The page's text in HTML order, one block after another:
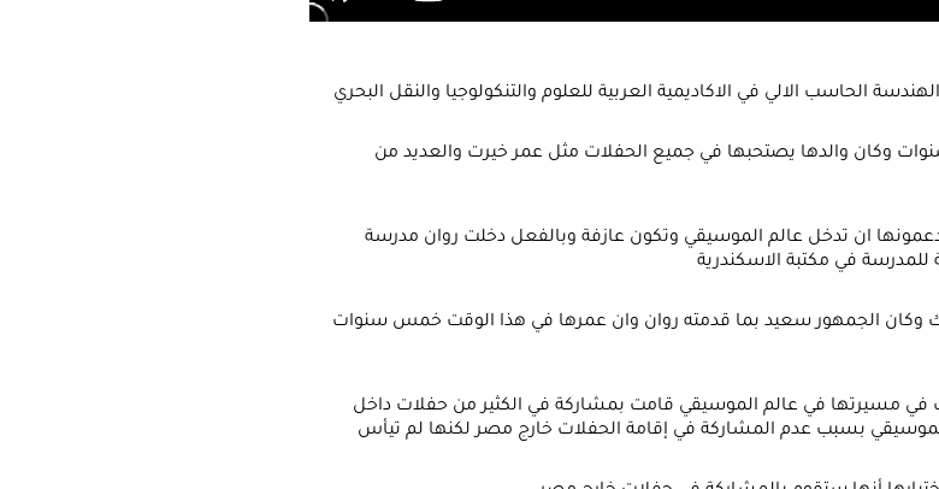
وكان والدها يصتحبها في جميع الحفلات مثل عمر خيرت والعديد من
وكان الجمهور سعيد بما قدمته روان وان عمرها في هذا الوقت خمس سنوات
بسبب عدم المشاركة في إقامة الحفلات خارج مصر لكنها لم تيأس